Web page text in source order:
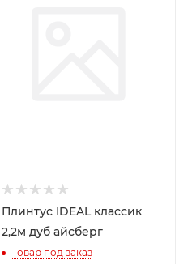
Плинтус IDEAL классик
2,2м дуб айсберг
Товар под заказ